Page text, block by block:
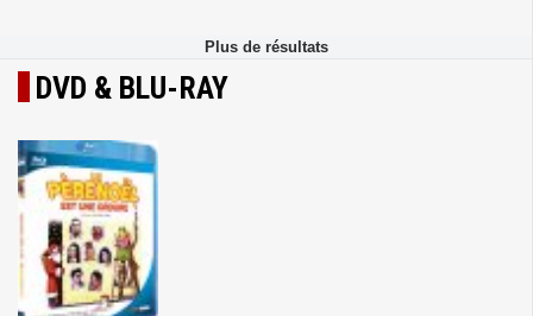
DVD & BLU-RAY